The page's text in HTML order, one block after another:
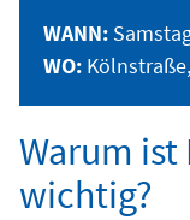
WANN:
WO:
Warum
wichtig?